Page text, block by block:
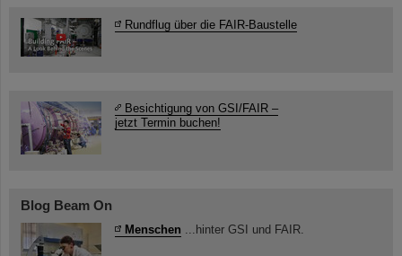
Rundflug über die FAIR-Baustelle
Besichtigung von GSI/FAIR –
jetzt Termin buchen!
Blog Beam On
Menschen ...hinter GSI und FAIR.